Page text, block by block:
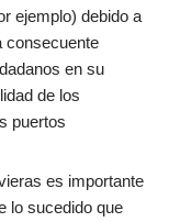
ejemplo) debido a
consecuente
en su
de los
puertos
es importante
lo sucedido que